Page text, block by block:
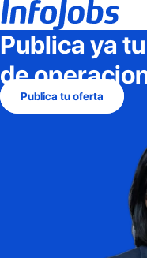
Publica ya
de
Publica tu oferta